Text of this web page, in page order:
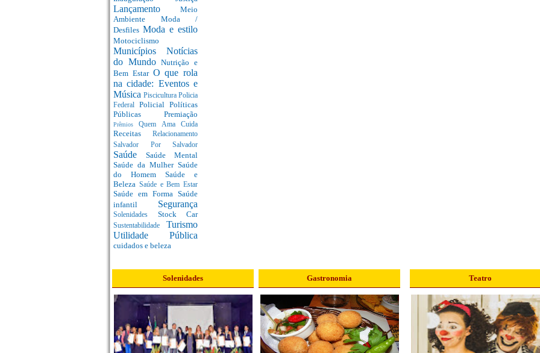
Lançamento Meio
Ambiente Moda /
Desfiles Moda e estilo
Motociclismo
Municípios Notícias
do MundoNutrição e
Bem Estar O que rola
na cidade: Eventos e
Música Piscicultura Policia
Federal Policial Políticas
Públicas Premiação
PrêmiosQuem Ama Cuida
Receitas Relacionamento
Salvador Por Salvador
Saúde Saúde Mental
Saúde da Mulher Saúde
do Homem Saúde e
Beleza Saúde e Bem Estar
Saúde em Forma Saúde
infantil Segurança
Solenidades Stock Car
Sustentabilidade Turismo
Utilidade Pública
cuidados e beleza
Solenidades Gastronomia Teatro